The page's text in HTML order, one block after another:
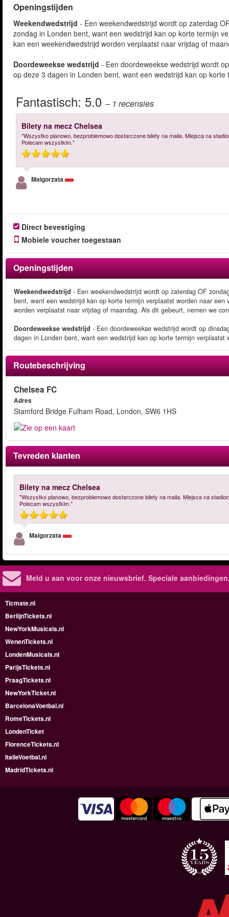
Openingstijden
Weekendwedstrijd - Een weekendwedstrijd wordt op zaterdag
zondag in Londen bent, want een wedstrijd kan op korte termijn
kan een weekendwedstrijd worden verplaatst naar vrijdag of
Doordeweekse wedstrijd - Een doordeweekse wedstrijd wordt
op deze 3 dagen in Londen bent, want een wedstrijd kan op
Fantastisch: 5.0 – 1 recensies
Bilety na mecz Chelsea
"Wszystko planowo, bezproblemowo dostarczone bilety na maila. Miejsca na
Polecam wszystkim."
Malgorzata
Direct bevestiging
Mobiele voucher toegestaan
Openingstijden
Weekendwedstrijd - Een weekendwedstrijd wordt op zaterdag OF
bent, want een wedstrijd kan op korte termijn verplaatst worden naar
worden verplaatst naar vrijdag of maandag. Als dit gebeurt, nemen we
Doordeweekse wedstrijd - Een doordeweekse wedstrijd wordt op
dagen in Londen bent, want een wedstrijd kan op korte termijn verplaatst
Routebeschrijving
Chelsea FC
Adres
Stamford Bridge Fulham Road, London, SW6 1HS
Tevreden klanten
Bilety na mecz Chelsea
"Wszystko planowo, bezproblemowo dostarczone bilety na maila. Miejsca na
Polecam wszystkim."
Malgorzata
Meld u aan voor onze nieuwsbrief. Speciale
Ticmate.nl
BerlijnTickets.nl
NewYorkMusicals.nl
WenenTickets.nl
LondenMusicals.nl
ParijsTickets.nl
PraagTickets.nl
NewYorkTicket.nl
BarcelonaVoetbal.nl
RomeTickets.nl
LondenTicket
FlorenceTickets.nl
ItalieVoetbal.nl
MadridTickets.nl